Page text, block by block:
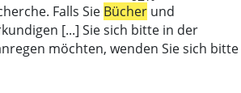
Falls Sie Bücher und
[...] Sie sich bitte in der
möchten, wenden Sie sich bitte